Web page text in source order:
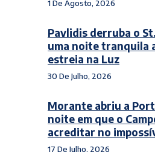
1 De Agosto, 2026
Pavlidis derruba o
uma noite tranquila
estreia na Luz
30 De Julho, 2026
Morante abriu a
noite em que o
acreditar no
17 De Julho, 2026